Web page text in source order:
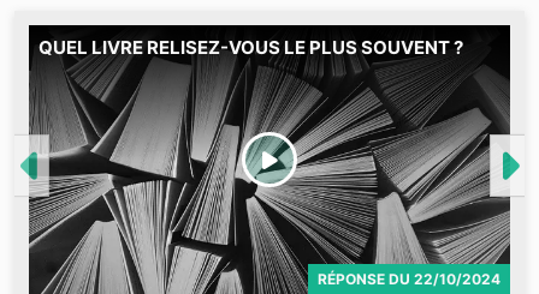
QUEL LIVRE RELISEZ-VOUS LE PLUS SOUVENT ?
RÉPONSE DU 22/10/2024